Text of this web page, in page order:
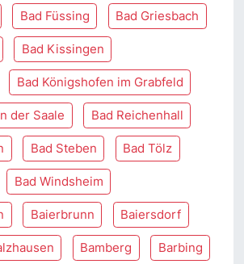
Bad Füssing Bad Griesbach
Bad Kissingen
Bad Königshofen im Grabfeld
der Saale Bad Reichenhall
Bad Steben Bad Tölz
Bad Windsheim
Baierbrunn Baiersdorf
Bamberg Barbing